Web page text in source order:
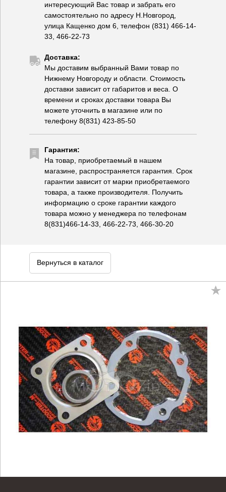
интересующий Вас товар и забрать его
самостоятельно по адресу Н.Новгород,
улица Кащенко дом 6, телефон (831) 466-14-
33, 466-22-73
Доставка:
Мы доставим выбранный Вами товар по
Нижнему Новгороду и области. Стоимость
доставки зависит от габаритов и веса. О
времени и сроках доставки товара Вы
можете уточнить в магазине или по
телефону 8(831) 423-85-50
Гарантия:
На товар, приобретаемый в нашем
магазине, распространяется гарантия. Срок
гарантии зависит от марки приобретаемого
товара, а также производителя. Получить
информацию о сроке гарантии каждого
товара можно у менеджера по телефонам
8(831)466-14-33, 466-22-73, 466-30-20
Вернуться в каталог